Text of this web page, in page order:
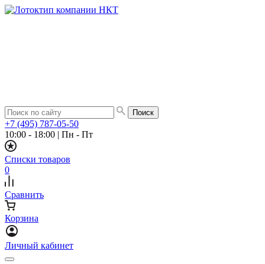
+7 (495) 787-05-50
10:00 - 18:00 | Пн - Пт
Списки товаров
0
Сравнить
Корзина
Личный кабинет